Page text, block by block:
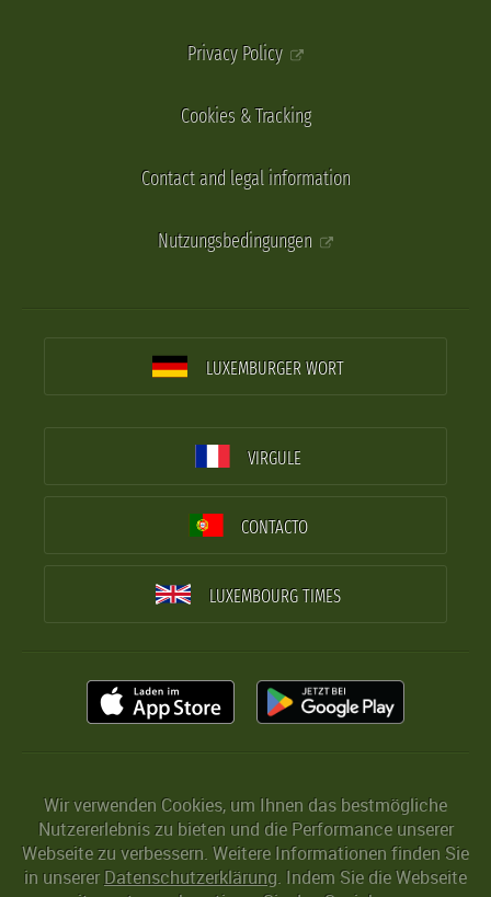
Privacy Policy
Cookies & Tracking
Contact and legal information
Nutzungsbedingungen
LUXEMBURGER WORT
VIRGULE
CONTACTO
LUXEMBOURG TIMES
Wir verwenden Cookies, um Ihnen das bestmögliche
Nutzererlebnis zu bieten und die Performance unserer
Webseite zu verbessern. Weitere Informationen finden Sie
in unserer Datenschutzerklärung. Indem Sie die Webseite